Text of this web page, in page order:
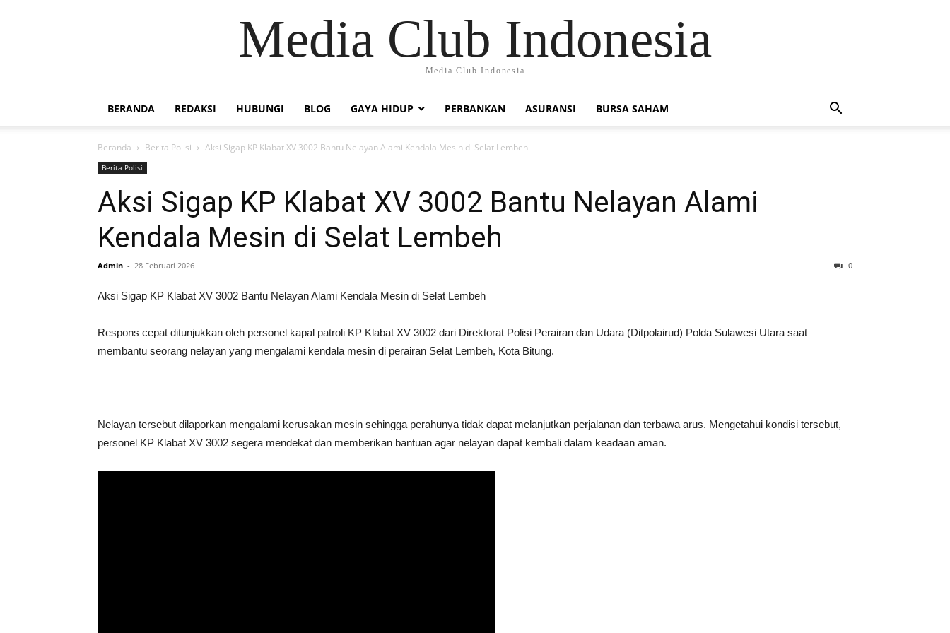
Media Club Indonesia
Media Club Indonesia
BERANDA REDAKSI HUBUNGI BLOG GAYA HIDUP PERBANKAN ASURANSI BURSA SAHAM
Beranda Berita Polisi Aksi Sigap KP Klabat XV 3002 Bantu Nelayan Alami Kendala Mesin di Selat Lembeh
Berita Polisi
Aksi Sigap KP Klabat XV 3002 Bantu Nelayan Alami
Kendala Mesin di Selat Lembeh
Admin - 28 Februari 2026 0
Aksi Sigap KP Klabat XV 3002 Bantu Nelayan Alami Kendala Mesin di Selat Lembeh
Respons cepat ditunjukkan oleh personel kapal patroli KP Klabat XV 3002 dari Direktorat Polisi Perairan dan Udara (Ditpolairud) Polda Sulawesi Utara saat
membantu seorang nelayan yang mengalami kendala mesin di perairan Selat Lembeh, Kota Bitung.
Nelayan tersebut dilaporkan mengalami kerusakan mesin sehingga perahunya tidak dapat melanjutkan perjalanan dan terbawa arus. Mengetahui kondisi tersebut,
personel KP Klabat XV 3002 segera mendekat dan memberikan bantuan agar nelayan dapat kembali dalam keadaan aman.